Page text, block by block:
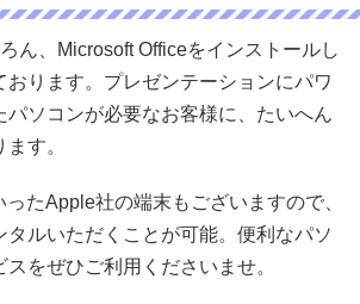
ん、Microsoft Officeをインストールし
おります。プレゼンテーションにパワ
パソコンが必要なお客様に、たいへん
す。
たApple社の端末もございますので、
タルいただくことが可能。便利なパソ
をぜひご利用くださいませ。